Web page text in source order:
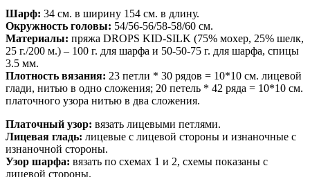
Шарф: 34 см. в ширину 154 см. в длину.
Окружность головы: 54/56-56/58-58/60 см.
Материалы: пряжа DROPS KID-SILK (75% мохер, 25% шелк,
25 г./200 м.) – 100 г. для шарфа и 50-50-75 г. для шарфа, спицы
3.5 мм.
Плотность вязания: 23 петли * 30 рядов = 10*10 см. лицевой
глади, нитью в одно сложения; 20 петель * 42 ряда = 10*10 см.
платочного узора нитью в два сложения.
Платочный узор: вязать лицевыми петлями.
Лицевая гладь: лицевые с лицевой стороны и изнаночные с
изнаночной стороны.
Узор шарфа: вязать по схемах 1 и 2, схемы показаны с
лицевой стороны.